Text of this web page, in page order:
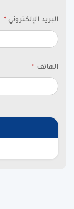
البريد الإلكتروني *
الهاتف *